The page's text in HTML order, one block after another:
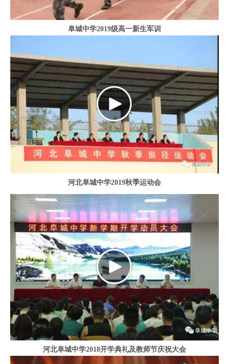
阜城中学2019级高一新生军训
河北阜城中学2019秋季运动会
河北阜城中学2018开学典礼及教师节庆祝大会